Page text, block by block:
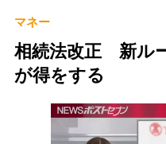
マネー
相続法改正 新ル
が得をする